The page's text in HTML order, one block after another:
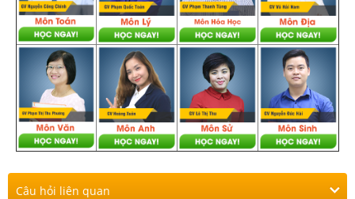
Câu hỏi liên quan